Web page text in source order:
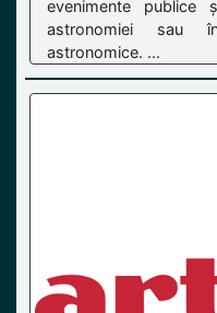
evenimente publice
astronomiei sau
astronomice. ...